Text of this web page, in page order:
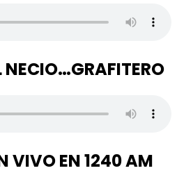
VIVO EN 1240 AM